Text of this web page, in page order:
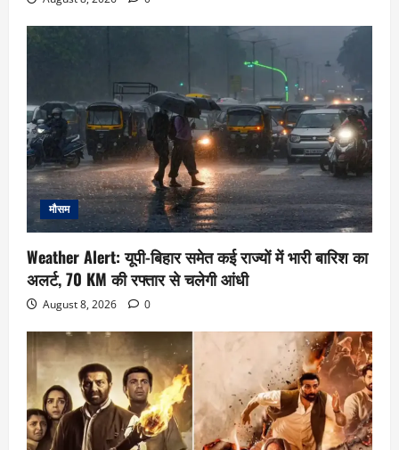
मौसम
Weather Alert: यूपी-बिहार समेत कई राज्यों में भारी बारिश का
अलर्ट, 70 KM की रफ्तार से चलेगी आंधी
August 8, 2026 0